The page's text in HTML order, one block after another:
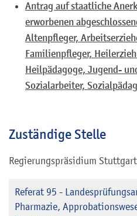
Antrag auf staatliche
erworbenen
Altenpfleger,
Familienpfleger,
Heilpädagoge, Jugend-
Sozialarbeiter,
Zuständige Stelle
Regierungspräsidium Stuttgart
Referat 95 -
Pharmazie,